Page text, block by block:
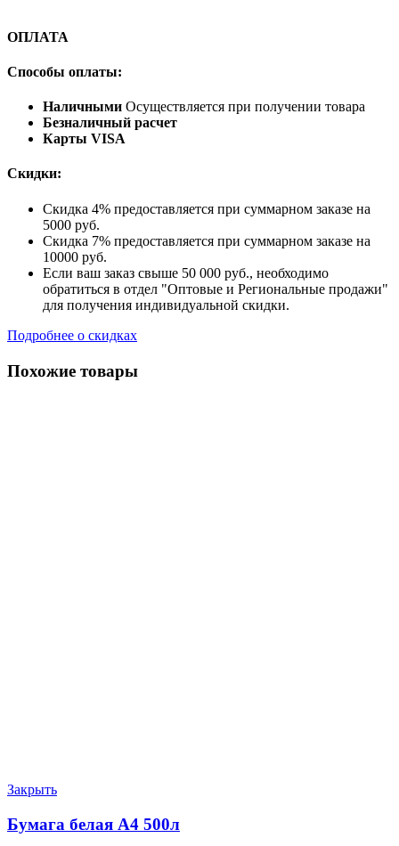
ОПЛАТА
Способы оплаты:
Наличными Осуществляется при получении товара
Безналичный расчет
Карты VISA
Скидки:
Скидка 4% предоставляется при суммарном заказе на
5000 руб.
Скидка 7% предоставляется при суммарном заказе на
10000 руб.
Если ваш заказ свыше 50 000 руб., необходимо
обратиться в отдел "Оптовые и Региональные продажи"
для получения индивидуальной скидки.
Подробнее о скидках
Похожие товары
Закрыть
Бумага белая А4 500л